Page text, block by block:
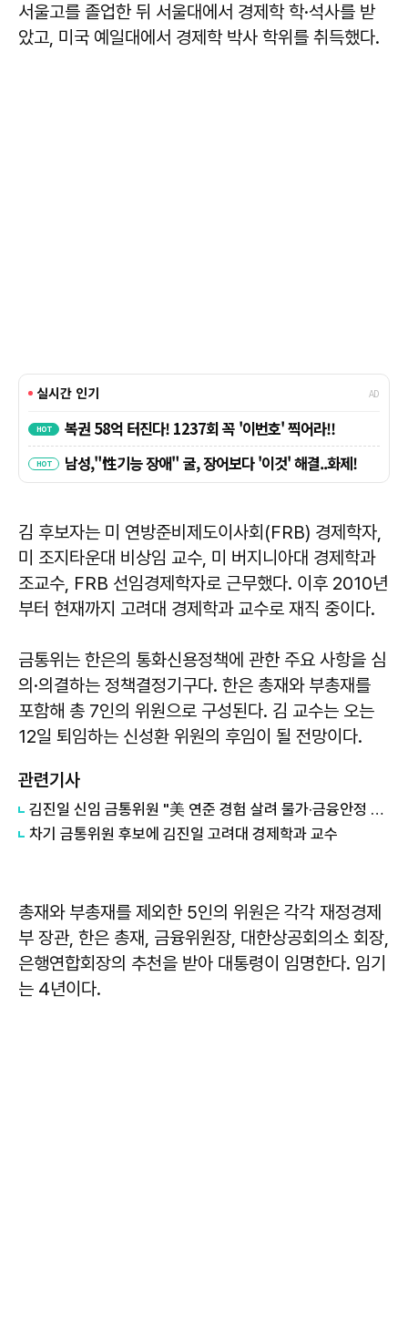
서울고를 졸업한 뒤 서울대에서 경제학 학·석사를 받
았고, 미국 예일대에서 경제학 박사 학위를 취득했다.
김 후보자는 미 연방준비제도이사회(FRB) 경제학자,
미 조지타운대 비상임 교수, 미 버지니아대 경제학과
조교수, FRB 선임경제학자로 근무했다. 이후 2010년
부터 현재까지 고려대 경제학과 교수로 재직 중이다.
금통위는 한은의 통화신용정책에 관한 주요 사항을 심
의·의결하는 정책결정기구다. 한은 총재와 부총재를
포함해 총 7인의 위원으로 구성된다. 김 교수는 오는
12일 퇴임하는 신성환 위원의 후임이 될 전망이다.
관련기사
김진일 신임 금통위원 "美 연준 경험 살려 물가·금융안정 기여하겠다"
차기 금통위원 후보에 김진일 고려대 경제학과 교수
총재와 부총재를 제외한 5인의 위원은 각각 재정경제
부 장관, 한은 총재, 금융위원장, 대한상공회의소 회장,
은행연합회장의 추천을 받아 대통령이 임명한다. 임기
는 4년이다.